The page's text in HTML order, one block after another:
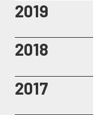
2019
2018
2017